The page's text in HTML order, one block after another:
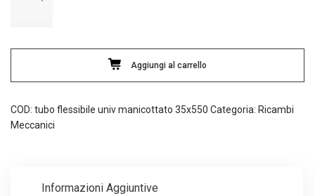
con
metallica
Aggiungi al carrello
COD: tubo flessibile univ manicottato 35x550 Categoria: Ricambi
Meccanici
Informazioni Aggiuntive